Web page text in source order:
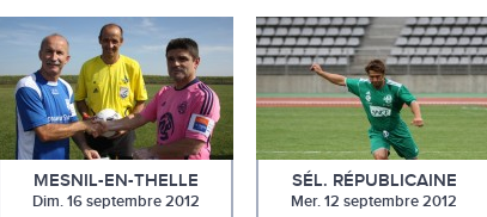
MESNIL-EN-THELLE
Dim. 16 septembre 2012
SÉL. RÉPUBLICAINE
Mer. 12 septembre 2012